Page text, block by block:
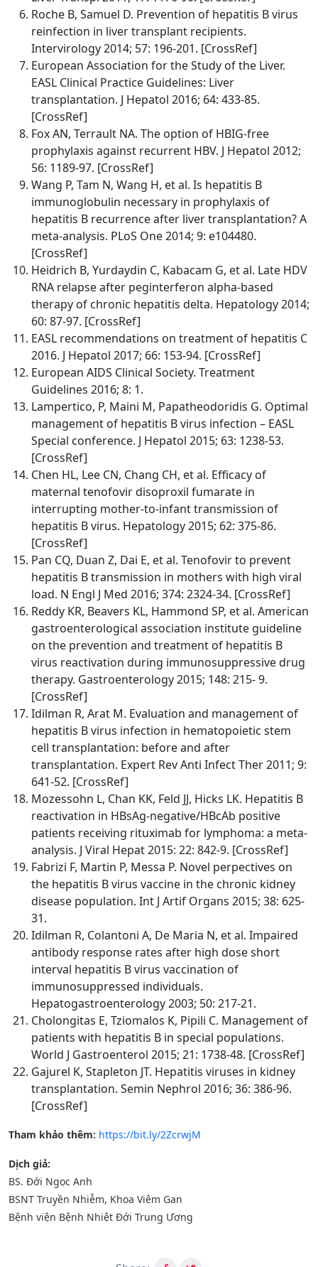
Roche B, Samuel D. Prevention of hepatitis B virus
reinfection in liver transplant recipients.
Intervirology 2014; 57: 196-201. [CrossRef]
European Association for the Study of the Liver.
EASL Clinical Practice Guidelines: Liver
transplantation. J Hepatol 2016; 64: 433-85.
[CrossRef]
Fox AN, Terrault NA. The option of HBIG-free
prophylaxis against recurrent HBV. J Hepatol 2012;
56: 1189-97. [CrossRef]
Wang P, Tam N, Wang H, et al. Is hepatitis B
immunoglobulin necessary in prophylaxis of
hepatitis B recurrence after liver transplantation? A
meta-analysis. PLoS One 2014; 9: e104480.
[CrossRef]
Heidrich B, Yurdaydin C, Kabacam G, et al. Late HDV
RNA relapse after peginterferon alpha-based
therapy of chronic hepatitis delta. Hepatology 2014;
60: 87-97. [CrossRef]
EASL recommendations on treatment of hepatitis C
2016. J Hepatol 2017; 66: 153-94. [CrossRef]
European AIDS Clinical Society. Treatment
Guidelines 2016; 8: 1.
Lampertico, P, Maini M, Papatheodoridis G. Optimal
management of hepatitis B virus infection – EASL
Special conference. J Hepatol 2015; 63: 1238-53.
[CrossRef]
Chen HL, Lee CN, Chang CH, et al. Efficacy of
maternal tenofovir disoproxil fumarate in
interrupting mother-to-infant transmission of
hepatitis B virus. Hepatology 2015; 62: 375-86.
[CrossRef]
Pan CQ, Duan Z, Dai E, et al. Tenofovir to prevent
hepatitis B transmission in mothers with high viral
load. N Engl J Med 2016; 374: 2324-34. [CrossRef]
Reddy KR, Beavers KL, Hammond SP, et al. American
gastroenterological association institute guideline
on the prevention and treatment of hepatitis B
virus reactivation during immunosuppressive drug
therapy. Gastroenterology 2015; 148: 215- 9.
[CrossRef]
Idilman R, Arat M. Evaluation and management of
hepatitis B virus infection in hematopoietic stem
cell transplantation: before and after
transplantation. Expert Rev Anti Infect Ther 2011; 9:
641-52. [CrossRef]
Mozessohn L, Chan KK, Feld JJ, Hicks LK. Hepatitis B
reactivation in HBsAg-negative/HBcAb positive
patients receiving rituximab for lymphoma: a meta-
analysis. J Viral Hepat 2015: 22: 842-9. [CrossRef]
Fabrizi F, Martin P, Messa P. Novel perpectives on
the hepatitis B virus vaccine in the chronic kidney
disease population. Int J Artif Organs 2015; 38: 625-
31.
Idilman R, Colantoni A, De Maria N, et al. Impaired
antibody response rates after high dose short
interval hepatitis B virus vaccination of
immunosuppressed individuals.
Hepatogastroenterology 2003; 50: 217-21.
Cholongitas E, Tziomalos K, Pipili C. Management of
patients with hepatitis B in special populations.
World J Gastroenterol 2015; 21: 1738-48. [CrossRef]
Gajurel K, Stapleton JT. Hepatitis viruses in kidney
transplantation. Semin Nephrol 2016; 36: 386-96.
[CrossRef]
Tham khảo thêm: https://bit.ly/2ZcrwjM
Dịch giả:
BS. Đới Ngọc Anh
BSNT Truyền Nhiễm, Khoa Viêm Gan
Bệnh viện Bệnh Nhiệt Đới Trung Ương